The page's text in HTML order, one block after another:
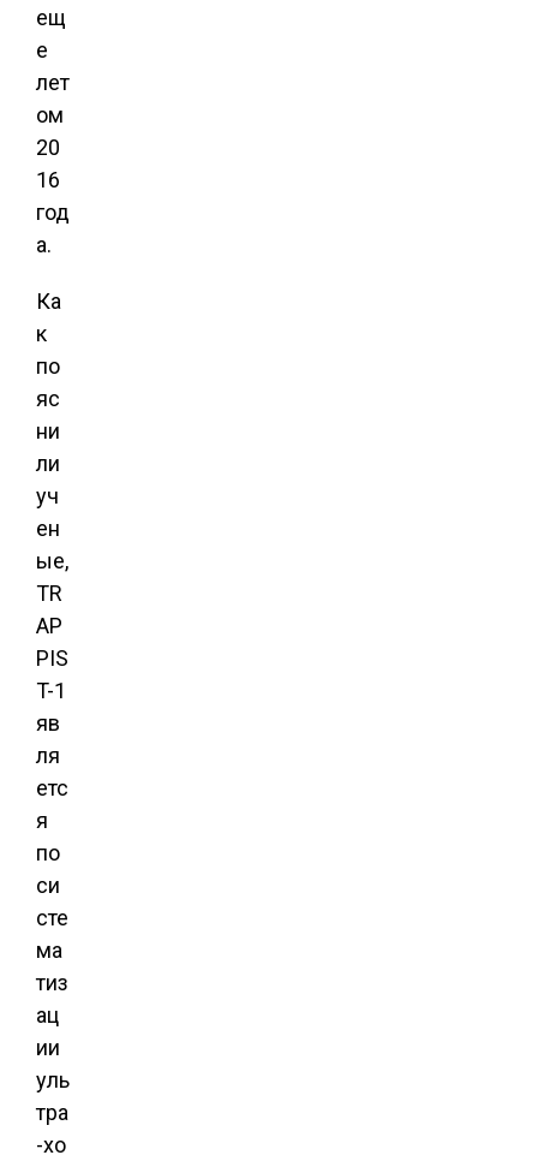
ещ
е
лет
ом
20
16
год
а.
Ка
к
по
яс
ни
ли
уч
ен
ые,
TR
AP
PIS
T-1
яв
ля
етс
я
по
си
сте
ма
тиз
ац
ии
уль
тра
-хо